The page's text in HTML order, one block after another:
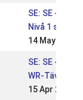
SE: SE -
Nivå 1 sport
14 May 2023
SE: SE -
WR-Tävling
15 Apr 2023